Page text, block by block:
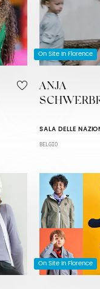
On Site In Florence
ANJA
SALA DELLE
BELGIO
On Site In Florence